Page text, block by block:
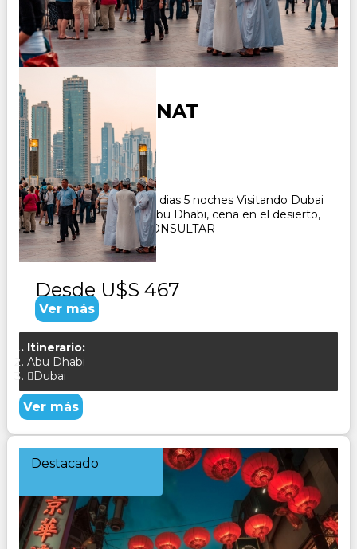
DUBAI MEDINAT
Duración:
6Días5Noches
Paquete Turistico de 6 dias 5 noches Visitando Dubai
historico y moderno, Abu Dhabi, cena en el desierto,
cena en el crucero. CONSULTAR
Desde U$S 467
Ver más
Itinerario:
Abu Dhabi
Dubai
Ver más
Destacado